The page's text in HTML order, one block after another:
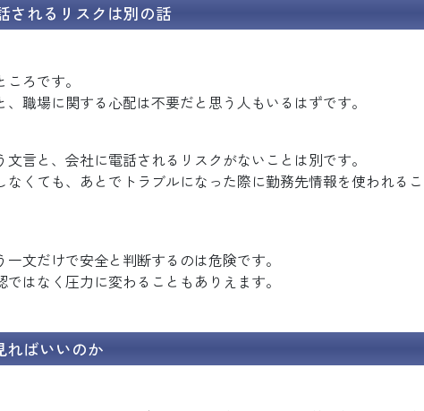
されるリスクは別の話
ろです。
職場に関する心配は不要だと思う人もいるはずです。
言と、会社に電話されるリスクがないことは別です。
くても、あとでトラブルになった際に勤務先情報を使われるこ
文だけで安全と判断するのは危険です。
はなく圧力に変わることもありえます。
ればいいのか